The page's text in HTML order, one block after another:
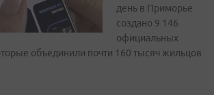
день в Приморье
создано 9 146
официальных
объединили почти 160 тысяч жильцов